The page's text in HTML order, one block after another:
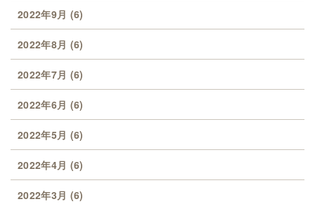
2022年9月 (6)
2022年8月 (6)
2022年7月 (6)
2022年6月 (6)
2022年5月 (6)
2022年4月 (6)
2022年3月 (6)